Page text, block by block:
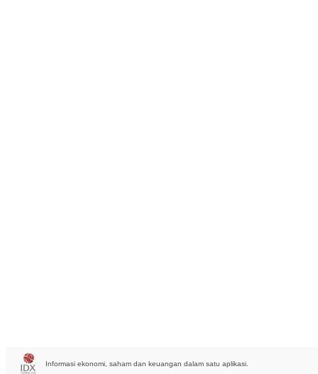
Informasi ekonomi, saham dan keuangan dalam satu aplikasi.